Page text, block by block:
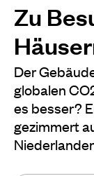
Zu
Der
globalen
es besser?
gezimmert